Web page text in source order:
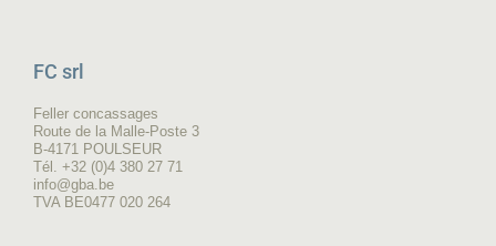
FC srl
Feller concassages
Route de la Malle-Poste 3
B-4171 POULSEUR
Tél. +32 (0)4 380 27 71
info@gba.be
TVA BE0477 020 264